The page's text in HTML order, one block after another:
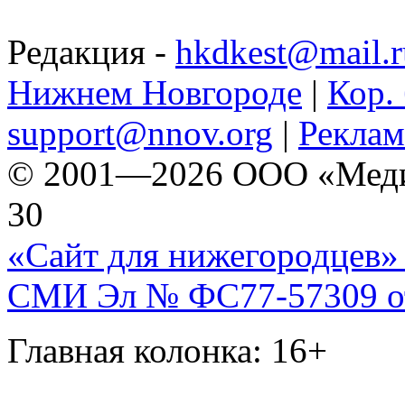
Редакция -
Нижнем Новгороде | Кор.
support@nnov.org |
© 2001—2026 ООО
30
«Сайт для нижегородцев»
СМИ Эл № ФС77-57309
Главная колонка: 16+